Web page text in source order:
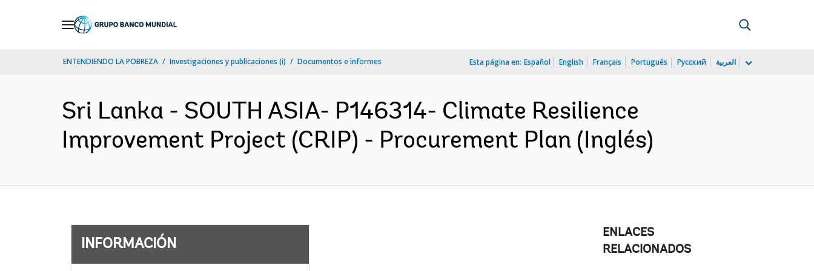
ENTENDIENDO LA POBREZA Investigaciones y publicaciones (i) Documentos e informes Esta página en: Español English Français Português Русский العربية
Sri Lanka - SOUTH ASIA- P146314- Climate Resilience
Improvement Project (CRIP) - Procurement Plan (Inglés)
INFORMACIÓN
ENLACES
RELACIONADOS